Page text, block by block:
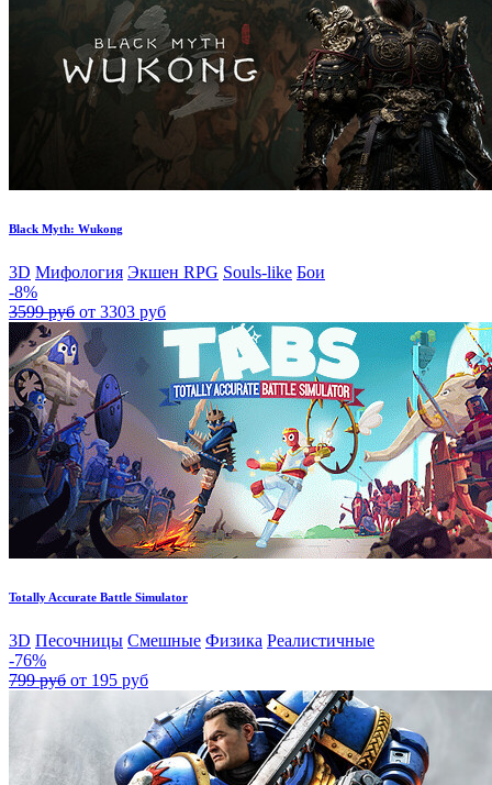
Black Myth: Wukong
3D Мифология Экшен RPG Souls-like Бои
-8%
3599 руб от 3303 руб
Totally Accurate Battle Simulator
3D Песочницы Смешные Физика Реалистичные
-76%
799 руб от 195 руб